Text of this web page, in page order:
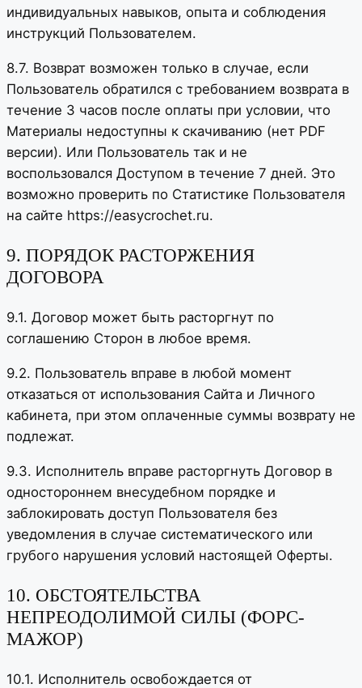
индивидуальных навыков, опыта и соблюдения
инструкций Пользователем.
8.7. Возврат возможен только в случае, если
Пользователь обратился с требованием возврата в
течение 3 часов после оплаты при условии, что
Материалы недоступны к скачиванию (нет PDF
версии). Или Пользователь так и не
воспользовался Доступом в течение 7 дней. Это
возможно проверить по Статистике Пользователя
на сайте https://easycrochet.ru.
9. ПОРЯДОК РАСТОРЖЕНИЯ
ДОГОВОРА
9.1. Договор может быть расторгнут по
соглашению Сторон в любое время.
9.2. Пользователь вправе в любой момент
отказаться от использования Сайта и Личного
кабинета, при этом оплаченные суммы возврату не
подлежат.
9.3. Исполнитель вправе расторгнуть Договор в
одностороннем внесудебном порядке и
заблокировать доступ Пользователя без
уведомления в случае систематического или
грубого нарушения условий настоящей Оферты.
10. ОБСТОЯТЕЛЬСТВА
НЕПРЕОДОЛИМОЙ СИЛЫ (ФОРС-
МАЖОР)
10.1. Исполнитель освобождается от